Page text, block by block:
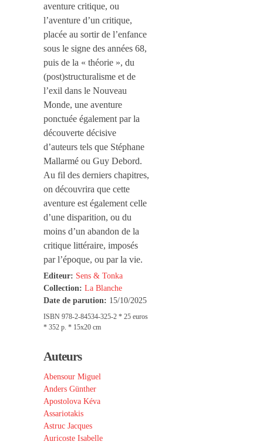
aventure critique, ou
l’aventure d’un critique,
placée au sortir de l’enfance
sous le signe des années 68,
puis de la « théorie », du
(post)structuralisme et de
l’exil dans le Nouveau
Monde, une aventure
ponctuée également par la
découverte décisive
d’auteurs tels que Stéphane
Mallarmé ou Guy Debord.
Au fil des derniers chapitres,
on découvrira que cette
aventure est également celle
d’une disparition, ou du
moins d’un abandon de la
critique littéraire, imposés
par l’époque, ou par la vie.
Editeur: Sens & Tonka
Collection: La Blanche
Date de parution: 15/10/2025
ISBN 978-2-84534-325-2 * 25 euros
* 352 p. * 15x20 cm
Auteurs
Abensour Miguel
Anders Günther
Apostolova Kéva
Assariotakis
Astruc Jacques
Auricoste Isabelle